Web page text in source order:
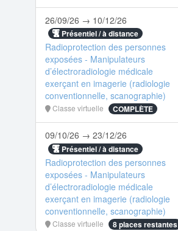
26/09/26 → 10/12/26
Présentiel / à distance
Radioprotection des personnes
exposées - Manipulateurs
d’électroradiologie médicale
exerçant en imagerie (radiologie
conventionnelle, scanographie)
Classe virtuelle COMPLÈTE
09/10/26 → 23/12/26
Présentiel / à distance
Radioprotection des personnes
exposées - Manipulateurs
d’électroradiologie médicale
exerçant en imagerie (radiologie
conventionnelle, scanographie)
Classe virtuelle 8 places restantes